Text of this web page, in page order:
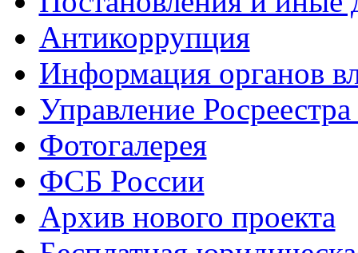
Антикоррупция
Информация органов
Управление
Фотогалерея
ФСБ России
Архив нового проекта